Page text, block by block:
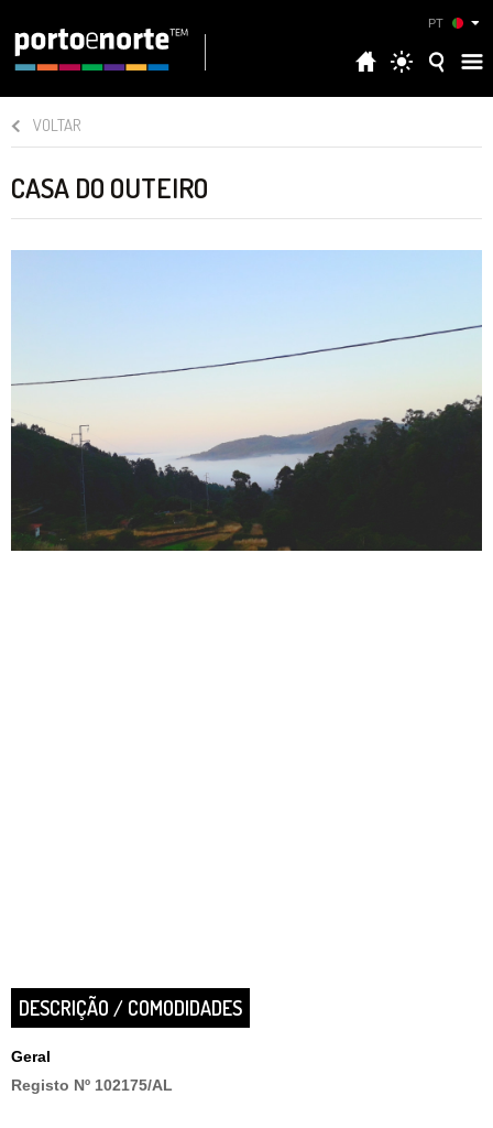
PT
VOLTAR
CASA DO OUTEIRO
DESCRIÇÃO / COMODIDADES
Geral
Registo Nº 102175/AL